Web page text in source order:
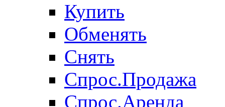
Купить
Обменять
Снять
Спрос.Продажа
Спрос.Аренда